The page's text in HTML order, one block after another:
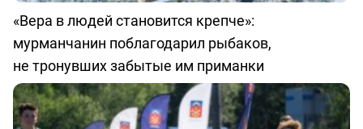
«Вера в людей становится крепче»:
мурманчанин поблагодарил рыбаков,
не тронувших забытые им приманки